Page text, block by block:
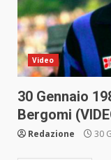
Video
30 Gennaio
Bergomi
Redazione 30